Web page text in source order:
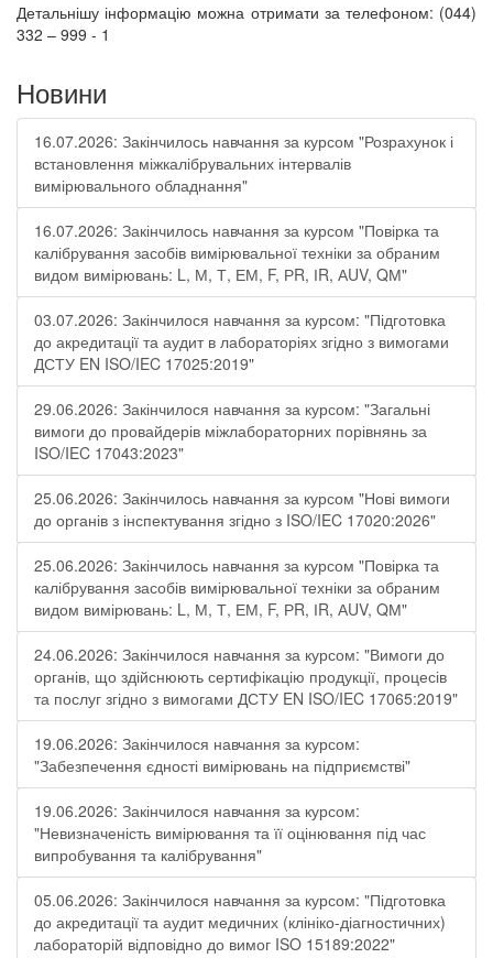
Детальнішу інформацію можна отримати за телефоном: (044)
332 – 999 - 1
Новини
16.07.2026: Закінчилось навчання за курсом "Розрахунок і
встановлення міжкалібрувальних інтервалів
вимірювального обладнання"
16.07.2026: Закінчилось навчання за курсом "Повірка та
калібрування засобів вимірювальної техніки за обраним
видом вимірювань: L, М, Т, ЕМ, F, РR, ІR, АUV, QМ"
03.07.2026: Закінчилося навчання за курсом: "Підготовка
до акредитації та аудит в лабораторіях згідно з вимогами
ДСТУ EN ISO/IEC 17025:2019"
29.06.2026: Закінчилося навчання за курсом: "Загальні
вимоги до провайдерів міжлабораторних порівнянь за
ISO/IEC 17043:2023"
25.06.2026: Закінчилось навчання за курсом "Нові вимоги
до органів з інспектування згідно з ISO/IEC 17020:2026"
25.06.2026: Закінчилось навчання за курсом "Повірка та
калібрування засобів вимірювальної техніки за обраним
видом вимірювань: L, М, Т, ЕМ, F, РR, ІR, АUV, QМ"
24.06.2026: Закінчилося навчання за курсом: "Вимоги до
органів, що здійснюють сертифікацію продукції, процесів
та послуг згідно з вимогами ДСТУ EN ISO/IEC 17065:2019"
19.06.2026: Закінчилося навчання за курсом:
"Забезпечення єдності вимірювань на підприємстві"
19.06.2026: Закінчилося навчання за курсом:
"Невизначеність вимірювання та її оцінювання під час
випробування та калібрування"
05.06.2026: Закінчилося навчання за курсом: "Підготовка
до акредитації та аудит медичних (клініко-діагностичних)
лабораторій відповідно до вимог ISO 15189:2022"